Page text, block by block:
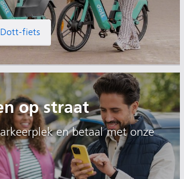
fiets
op straat
en betaal met onze